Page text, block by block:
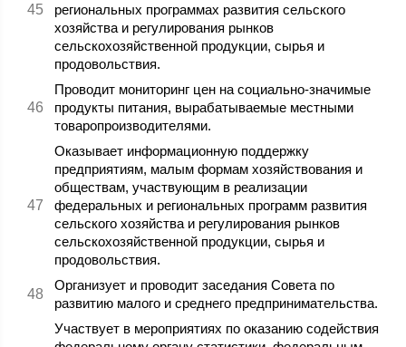
региональных программах развития сельского
хозяйства и регулирования рынков
сельскохозяйственной продукции, сырья и
продовольствия.
Проводит мониторинг цен на социально-значимые
продукты питания, вырабатываемые местными
товаропроизводителями.
Оказывает информационную поддержку
предприятиям, малым формам хозяйствования и
обществам, участвующим в реализации
федеральных и региональных программ развития
сельского хозяйства и регулирования рынков
сельскохозяйственной продукции, сырья и
продовольствия.
Организует и проводит заседания Совета по
развитию малого и среднего предпринимательства.
Участвует в мероприятиях по оказанию содействия